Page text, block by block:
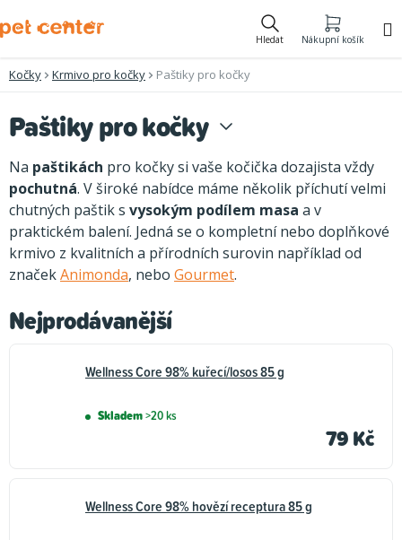
na
Hledat Nákupní košík
Kočky Krmivo pro kočky Paštiky pro kočky
Paštiky pro kočky
Na paštikách pro kočky si vaše kočička dozajista vždy
pochutná. V široké nabídce máme několik příchutí velmi
chutných paštik s vysokým podílem masa a v
praktickém balení. Jedná se o kompletní nebo doplňkové
krmivo z kvalitních a přírodních surovin například od
značekAnimonda, nebo Gourmet.
Nejprodávanější
Wellness Core 98% kuřecí/losos 85 g
Skladem>20 ks
79 Kč
Wellness Core 98% hovězí receptura 85 g